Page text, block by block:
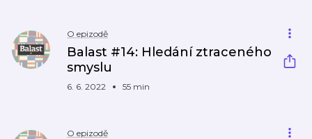
O epizodě
Balast #14: Hledání ztraceného
smyslu
6. 6. 2022 55 min
O epizodě